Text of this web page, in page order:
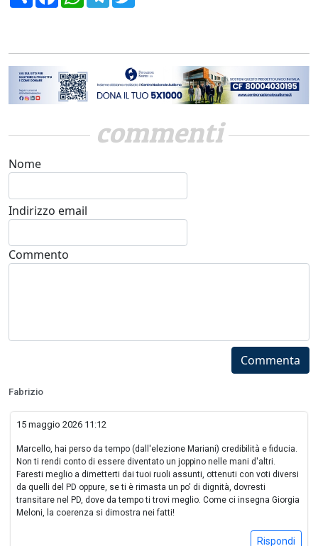
commenti
Nome
Indirizzo email
Commento
Commenta
Fabrizio
15 maggio 2026 11:12
Marcello, hai perso da tempo (dall'elezione Mariani) credibilità e fiducia.
Non ti rendi conto di essere diventato un joppino nelle mani d'altri.
Faresti meglio a dimetterti dai tuoi ruoli assunti, ottenuti con voti diversi
da quelli del PD oppure, se ti è rimasta un po' di dignità, dovresti
transitare nel PD, dove da tempo ti trovi meglio. Come ci insegna Giorgia
Meloni, la coerenza si dimostra nei fatti!
Rispondi